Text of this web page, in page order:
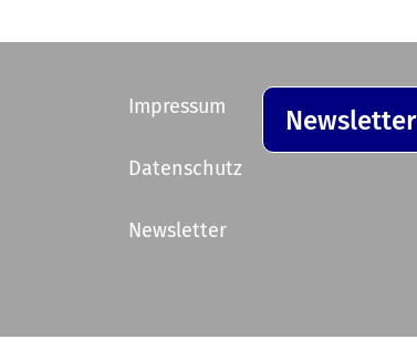
Newsletter
Impressum
Datenschutz
Newsletter